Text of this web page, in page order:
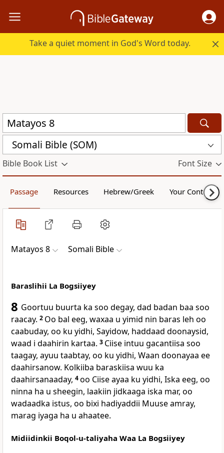
Take a quiet moment in God's Word today.
Somali Bible (SOM)
Bible Book List Font Size
Passage Resources Hebrew/Greek Your Content
Matayos 8 Somali Bible
Baraslihii La Bogsiiyey
8 Goortuu buurta ka soo degay, dad badan baa soo
raacay. 2 Oo bal eeg, waxaa u yimid nin baras leh oo
caabuday, oo ku yidhi, Sayidow, haddaad doonaysid,
waad i daahirin kartaa. 3 Ciise intuu gacantiisa soo
taagay, ayuu taabtay, oo ku yidhi, Waan doonayaa ee
daahirsanow. Kolkiiba baraskiisa wuu ka
daahirsanaaday, 4oo Ciise ayaa ku yidhi, Iska eeg, oo
ninna ha u sheegin, laakiin jidkaaga iska mar, oo
wadaadka istus, oo bixi hadiyaddii Muuse amray,
marag iyaga ha u ahaatee.
Midiidinkii Boqol-u-taliyaha Waa La Bogsiiyey